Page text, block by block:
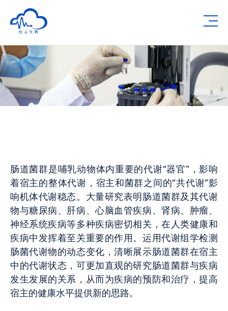
Human Metabolomics Institute
肠道菌群是哺乳动物体内重要的代谢“器官”，影响
着宿主的整体代谢，宿主和菌群之间的“共代谢”影
响机体代谢稳态。大量研究表明肠道菌群及其代谢
物与糖尿病、肝病、心脑血管疾病、肾病、肿瘤、
神经系统疾病等多种疾病密切相关，在人类健康和
疾病中发挥着至关重要的作用。运用代谢组学检测
肠菌代谢物的动态变化，清晰展示肠道菌群在宿主
中的代谢状态，可更加直观的研究肠道菌群与疾病
发生发展的关系，从而为疾病的预防和治疗，提高
宿主的健康水平提供新的思路。